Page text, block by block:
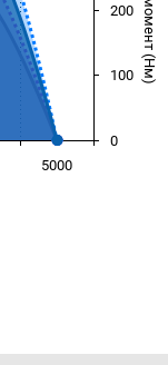
5000
0
100
200